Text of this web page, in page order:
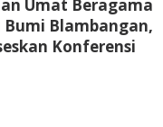
Umat Beragama
Bumi Blambangan,
Konferensi